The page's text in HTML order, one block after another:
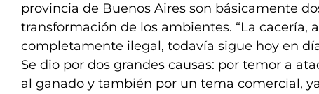
provincia de Buenos Aires son básicamente
transformación de los ambientes. “La cacería,
completamente ilegal, todavía sigue hoy en
Se dio por dos grandes causas: por temor a
al ganado y también por un tema comercial,